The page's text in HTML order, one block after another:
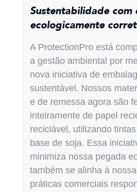
Sustentabilidade com
ecologicamente
A ProtectionPro está
a gestão ambiental por
nova iniciativa de
sustentável. Nossos
e de remessa agora são
inteiramente de papel
reciclável, utilizando
base de soja. Essa
minimiza nossa pegada
também se alinha à
práticas comerciais